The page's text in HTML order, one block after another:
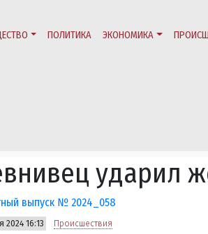
ПОЛИТИКА ЭКОНОМИКА
ударил
выпуск № 2024_058
2024 16:13 Происшествия